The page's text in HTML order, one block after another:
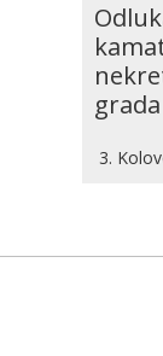
3.